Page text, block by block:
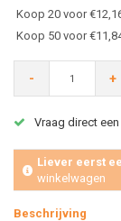
Koop 20 voor
Koop 50 voor
- +
Vraag direct
Liever eerst
winkelwagen
Beschrijving